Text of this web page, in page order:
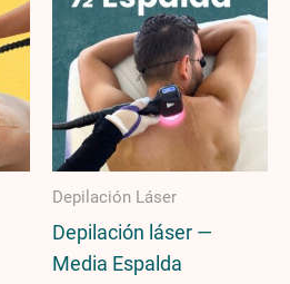
$8,950.00
through
$17,900.00
Depilación Láser
Depilación láser —
Media Espalda